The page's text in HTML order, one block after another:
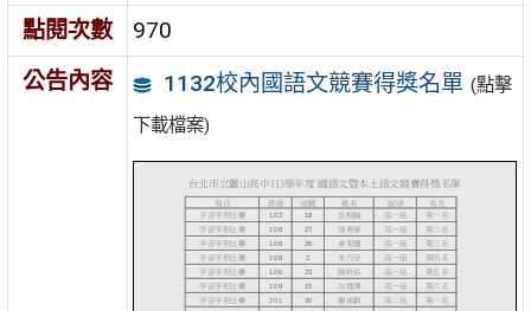
點閱次數
970
公告內容
1132校內國語文競賽得獎名單 (點擊
下載檔案)